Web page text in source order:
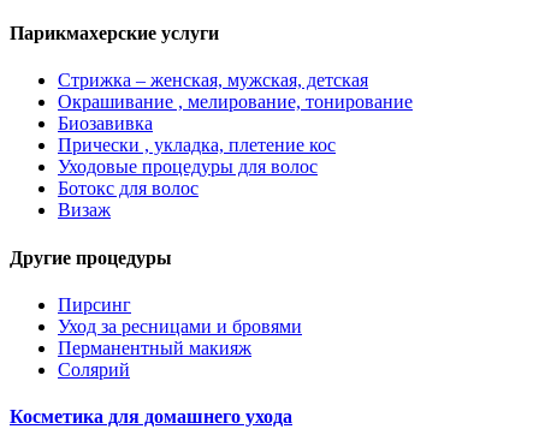
Парикмахерские услуги
Стрижка – женская, мужская, детская
Окрашивание , мелирование, тонирование
Биозавивка
Прически , укладка, плетение кос
Уходовые процедуры для волос
Ботокс для волос
Визаж
Другие процедуры
Пирсинг
Уход за ресницами и бровями
Перманентный макияж
Солярий
Косметика для домашнего ухода